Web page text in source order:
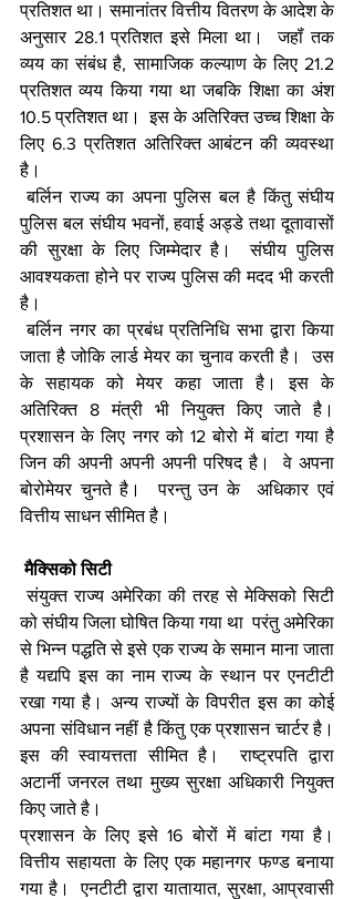
प्रतिशत था। समानांतर वित्तीय वितरण के आदेश के
अनुसार 28.1 प्रतिशत इसे मिला था।  जहॉं तक
व्यय का संबंध है, सामाजिक कल्याण के लिए 21.2
प्रतिशत व्यय किया गया था जबकि शिक्षा का अंश
10.5 प्रतिशत था।  इस के अतिरिक्त उच्च शिक्षा के
लिए 6.3 प्रतिशत अतिरिक्त आबंटन की व्यवस्था
है।
बर्लिन राज्य का अपना पुलिस बल है किंतु संघीय
पुलिस बल संघीय भवनों, हवाई अड्डे तथा दूतावासों
की सुरक्षा के लिए जिम्मेदार है।  संघीय पुलिस
आवश्यकता होने पर राज्य पुलिस की मदद भी करती
है।
बर्लिन नगर का प्रबंध प्रतिनिधि सभा द्वारा किया
जाता है जोकि लार्ड मेयर का चुनाव करती है।  उस
के सहायक को मेयर कहा जाता है। इस के
अतिरिक्त 8 मंत्री भी नियुक्त किए जाते है।
प्रशासन के लिए नगर को 12 बोरो में बांटा गया है
जिन की अपनी अपनी अपनी परिषद है।  वे अपना
बोरोमेयर चुनते है।  परन्तु उन के  अधिकार एवं
वित्तीय साधन सीमित है।
मैक्सिको सिटी
संयुक्त राज्य अमेरिका की तरह से मेक्सिको सिटी
को संघीय जिला घोषित किया गया था  परंतु अमेरिका
से भिन्न पद्धति से इसे एक राज्य के समान माना जाता
है यद्यपि इस का नाम राज्य के स्थान पर एनटीटी
रखा गया है। अन्य राज्यों के विपरीत इस का कोई
अपना संविधान नहीं है किंतु एक प्रशासन चार्टर है।
इस की स्वायत्तता सीमित है।  राष्ट्रपति द्वारा
अटार्नी जनरल तथा मुख्य सुरक्षा अधिकारी नियुक्त
किए जाते है।
प्रशासन के लिए इसे 16 बोरों में बांटा गया है।
वित्तीय सहायता के लिए एक महानगर फण्ड बनाया
गया है।  एनटीटी द्वारा यातायात, सुरक्षा, आप्रवासी